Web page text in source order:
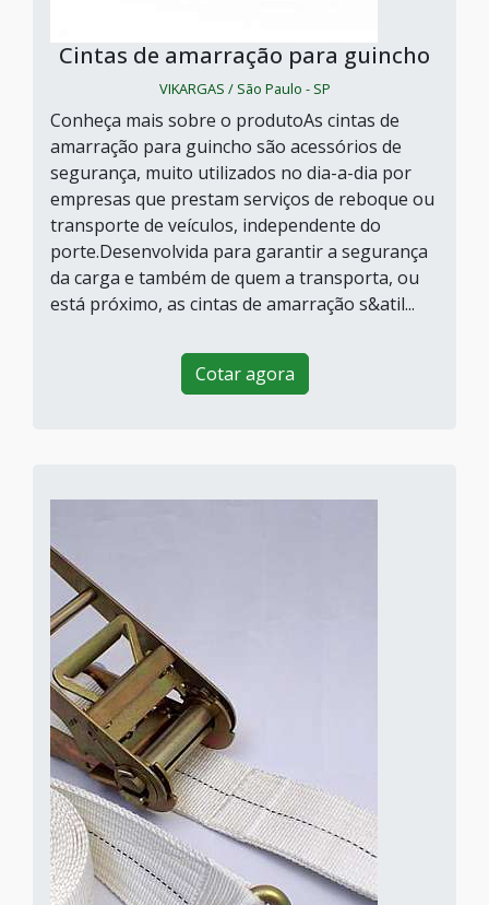
Cintas de amarração para guincho
VIKARGAS / São Paulo - SP
Conheça mais sobre o produtoAs cintas de
amarração para guincho são acessórios de
segurança, muito utilizados no dia-a-dia por
empresas que prestam serviços de reboque ou
transporte de veículos, independente do
porte.Desenvolvida para garantir a segurança
da carga e também de quem a transporta, ou
está próximo, as cintas de amarração s&atil...
Cotar agora